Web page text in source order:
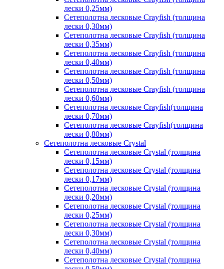
лески 0,25мм)
Сетеполотна лесковые Crayfish (толщина
лески 0,30мм)
Сетеполотна лесковые Crayfish (толщина
лески 0,35мм)
Сетеполотна лесковые Crayfish (толщина
лески 0,40мм)
Сетеполотна лесковые Crayfish (толщина
лески 0,50мм)
Сетеполотна лесковые Crayfish (толщина
лески 0,60мм)
Сетеполотна лесковые Crayfish(толщина
лески 0,70мм)
Сетеполотна лесковые Crayfish(толщина
лески 0,80мм)
Сетеполотна лесковые Crystal
Сетеполотна лесковые Crystal (толщина
лески 0,15мм)
Сетеполотна лесковые Crystal (толщина
лески 0,17мм)
Сетеполотна лесковые Crystal (толщина
лески 0,20мм)
Сетеполотна лесковые Crystal (толщина
лески 0,25мм)
Сетеполотна лесковые Crystal (толщина
лески 0,30мм)
Сетеполотна лесковые Crystal (толщина
лески 0,40мм)
Сетеполотна лесковые Crystal (толщина